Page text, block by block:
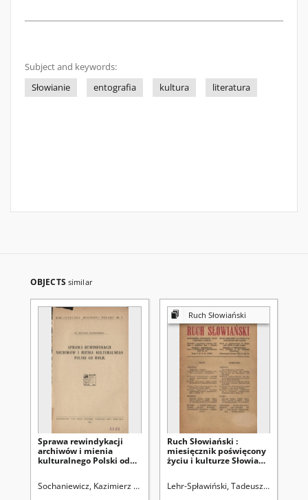
Subject and keywords:
Słowianie
entografia kultura literatura
OBJECTS similar
Sprawa rewindykacji
archiwów i mienia
kulturalnego Polski od
Sochaniewicz, Kazimierz (1892-1930)
Ruch Słowiański
Ruch Słowiański :
miesięcznik poświęcony
życiu i kulturze Słowian.
Lehr-Spławiński, Tadeusz (1891-